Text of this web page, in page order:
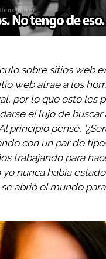
sobre sitios web
web atrae a los
por lo que esto les
el lujo de
pensé,
con un par de
trabajando para
nunca había
abrió el mundo para